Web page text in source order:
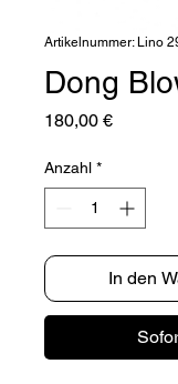
Artikelnummer: Lino
Dong
180,00 €Preis
Anzahl *
In den